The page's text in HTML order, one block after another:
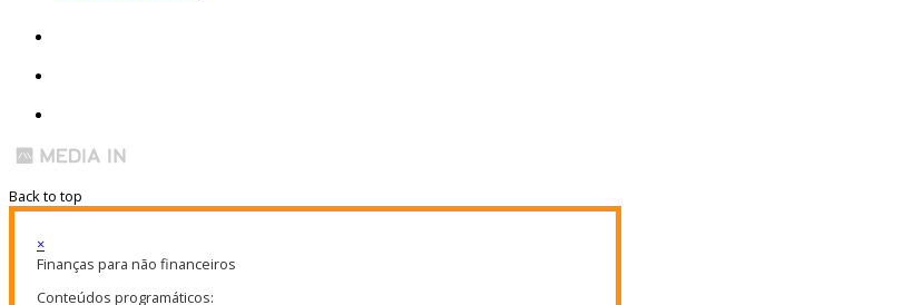
Back to top
×
Finanças para não financeiros
Conteúdos programáticos: